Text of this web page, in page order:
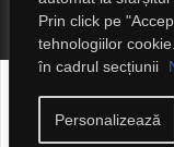
Prin click pe
tehnologiilor
în cadrul secțiunii
Personalizează
© 2023